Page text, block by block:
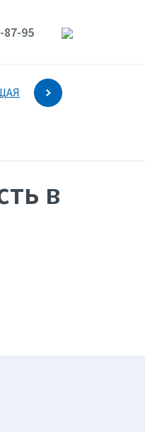
87-95
в